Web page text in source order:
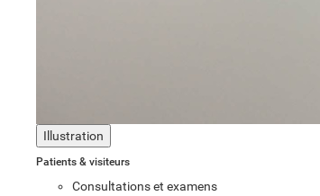
Illustration
Patients & visiteurs
Consultations et examens